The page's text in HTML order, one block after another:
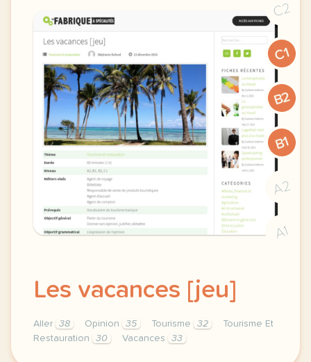
C2
C1
B2
B1
A2
A1
Les vacances [jeu]
Aller 38 Opinion 35 Tourisme 32
Tourisme Et
Restauration
30 Vacances 33
theme tourisme et restauration duree 60